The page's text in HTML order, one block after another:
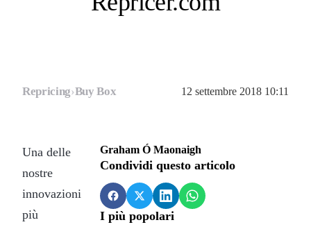
Repricing›Buy Box 12 settembre 2018 10:11
Una delle
nostre
innovazioni
più
Graham Ó Maonaigh
Condividi questo articolo
I più popolari